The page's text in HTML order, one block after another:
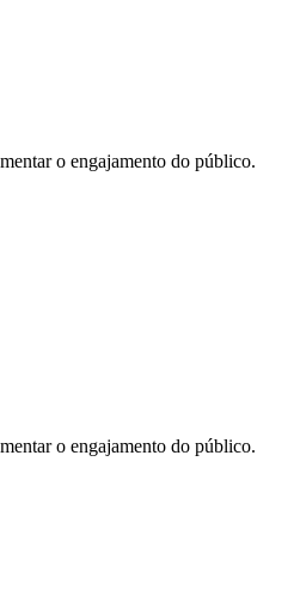
o engajamento do público.
o engajamento do público.